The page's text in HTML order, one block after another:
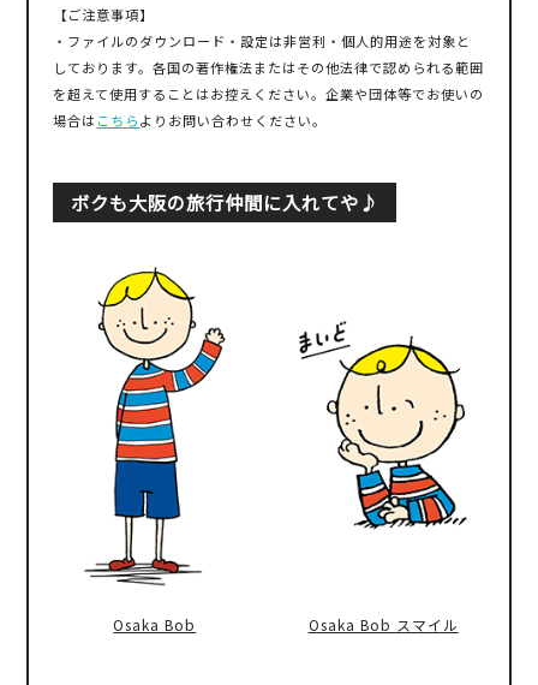
【ご注意事項】
・ファイルのダウンロード・設定は非営利・個人的用途を対象と
しております。各国の著作権法またはその他法律で認められる範囲
を超えて使用することはお控えください。企業や団体等でお使いの
場合は こちらよりお問い合わせください。
ボクも大阪の旅行仲間に入れてや♪
Osaka Bob Osaka Bob スマイル